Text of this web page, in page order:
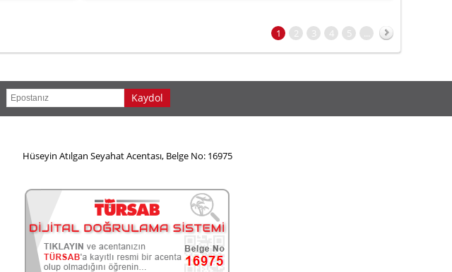
1 2 3 4 5 ... İleri
Kaydol
Hüseyin Atılgan Seyahat Acentası, Belge No: 16975